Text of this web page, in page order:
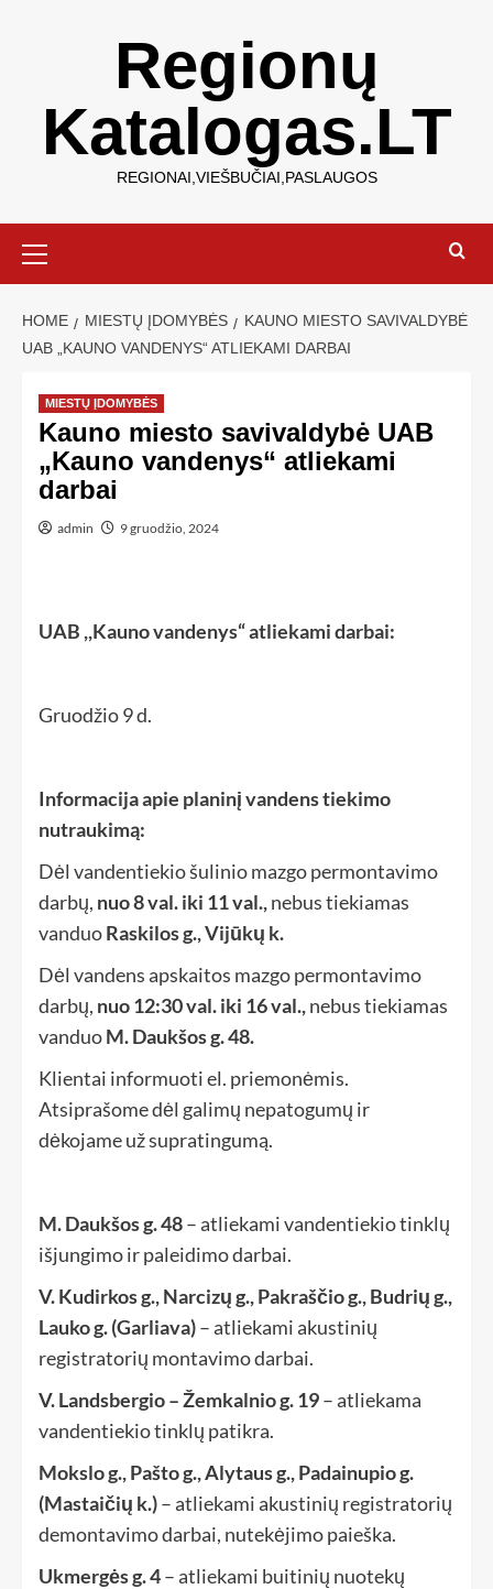
Regionų
Katalogas.LT
REGIONAI,VIEŠBUČIAI,PASLAUGOS
HOME MIESTŲ ĮDOMYBĖS
KAUNO MIESTO SAVIVALDYBĖ
UAB „KAUNO VANDENYS“ ATLIEKAMI DARBAI
MIESTŲ ĮDOMYBĖS
Kauno miesto savivaldybė UAB
„Kauno vandenys“ atliekami
darbai
admin 9 gruodžio, 2024
UAB ,,Kauno vandenys“ atliekami darbai:
Gruodžio 9 d.
Informacija apie planinį vandens tiekimo
nutraukimą:
Dėl vandentiekio šulinio mazgo permontavimo
darbų, nuo 8 val. iki 11 val.,nebus tiekiamas
vanduoRaskilos g., Vijūkų k.
Dėl vandens apskaitos mazgo permontavimo
darbų, nuo 12:30 val. iki 16 val.,nebus tiekiamas
vanduoM. Daukšos g. 48.
Klientai informuoti el. priemonėmis.
Atsiprašome dėl galimų nepatogumų ir
dėkojame už supratingumą.
M. Daukšos g. 48– atliekami vandentiekio tinklų
išjungimo ir paleidimo darbai.
V. Kudirkos g., Narcizų g., Pakraščio g., Budrių g.,
Lauko g. (Garliava)– atliekami akustinių
registratorių montavimo darbai.
V. Landsbergio – Žemkalnio g. 19– atliekama
vandentiekio tinklų patikra.
Mokslo g., Pašto g., Alytaus g., Padainupio g.
(Mastaičių k.)– atliekami akustinių registratorių
demontavimo darbai, nutekėjimo paieška.
Ukmergės g. 4– atliekami buitinių nuotekų